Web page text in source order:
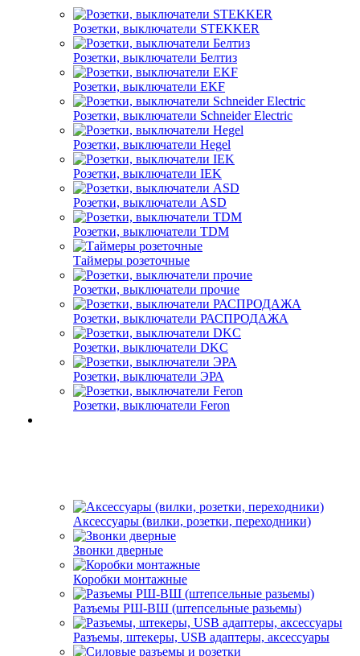
Розетки, выключатели STEKKER
Розетки, выключатели Белтиз
Розетки, выключатели EKF
Розетки, выключатели Schneider Electric
Розетки, выключатели Hegel
Розетки, выключатели IEK
Розетки, выключатели ASD
Розетки, выключатели TDM
Таймеры розеточные
Розетки, выключатели прочие
Розетки, выключатели РАСПРОДАЖА
Розетки, выключатели DKC
Розетки, выключатели ЭРА
Розетки, выключатели Feron
Аксессуары (вилки, розетки, переходники)
Звонки дверные
Коробки монтажные
Разъемы РШ-ВШ (штепсельные разьемы)
Разъемы, штекеры, USB адаптеры, аксессуары